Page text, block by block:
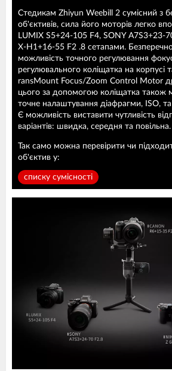
Стедикам Zhiyun Weebill 2 сумісний з
об'єктивів, сила його моторів легко
LUMIX S5+24-105 F4, SONY A7S3+23-
X-H1+16-55 F2 .8 сетапами. Безперечно
можливість точного регулювання
регулювального коліщатка на корпусі
ransMount Focus/Zoom Control Motor
цього за допомогою коліщатка також
точне налаштування діафрагми, ISO,
Є можливість виставити чутливість
варіантів: швидка, середня та повільна.
Так само можна перевірити чи
об'єктив у:
списку сумісності